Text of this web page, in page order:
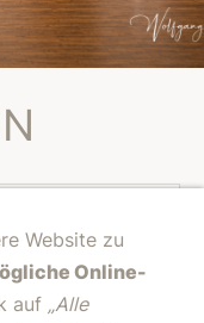
Website zu
Online-
auf „Alle